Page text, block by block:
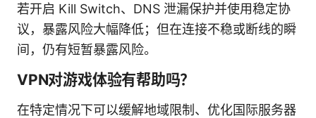
若开启 Kill Switch、DNS 泄漏保护并使用稳定协
议，暴露风险大幅降低；但在连接不稳或断线的瞬
间，仍有短暂暴露风险。
VPN对游戏体验有帮助吗？
在特定情况下可以缓解地域限制、优化国际服务器